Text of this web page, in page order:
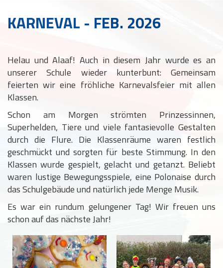
KARNEVAL - FEB. 2026
Helau und Alaaf! Auch in diesem Jahr wurde es an
unserer Schule wieder kunterbunt: Gemeinsam
feierten wir eine fröhliche Karnevalsfeier mit allen
Klassen.
Schon am Morgen strömten Prinzessinnen,
Superhelden, Tiere und viele fantasievolle Gestalten
durch die Flure. Die Klassenräume waren festlich
geschmückt und sorgten für beste Stimmung. In den
Klassen wurde gespielt, gelacht und getanzt. Beliebt
waren lustige Bewegungsspiele, eine Polonaise durch
das Schulgebäude und natürlich jede Menge Musik.
Es war ein rundum gelungener Tag! Wir freuen uns
schon auf das nächste Jahr!